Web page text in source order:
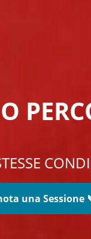
una Sessione